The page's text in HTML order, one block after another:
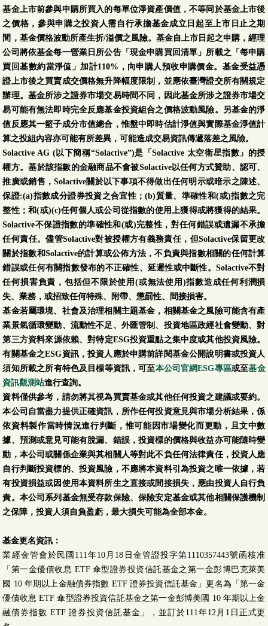
基金上市前參與申購所買入的每單位淨資產價值，不等同於基金上市後
之價格，參與申購之投資人需自行承擔基金成立日起至上市日止之期
間，基金價格波動所產生折/溢價之風險。基金自上市日起之申購，經理
公司將依基金每一營業日所公告「現金申購買回清單」所載之「每申購
買回基數約當淨值」加計110%，向申購人預收申購價金。基金受益憑
證上市後之買賣成交價格無升降幅度限制，並應依臺灣證交所有關規定
辦理。基金所涉之證券市場交易時間不同，因此基金所涉之證券市場交
易可能有無法即時完全反應基金投資組合之價格波動風險。另基金的淨
值反應其一籃子成分市值總合，惟盤中即時估計淨值與實際基金淨值計
算之投組內容亦可能有所差異，可能造成交易資訊傳遞落差之風險。
Solactive AG (以下簡稱“Solactive”)是「Solactive 太空衛星指數」的授
權方。基於該指數的金融商品不會被Solactive以任何方式贊助、認可、
推廣或銷售，Solactive關於以下事項不得做出任何明示或暗示之陳述、
保證:(a)指數成分證券投資之合宜性；(b)質量、準確性和(或)指數之完
整性；和(或)(c)任何個人或公司從指數的使用上獲得或將獲得的結果。
Solactive不保證指數的準確性和(或)完整性，對任何錯誤或遺漏不承擔
任何責任。儘管Solactive對被授權方有義務責任，但Solactive保留更改
關於指數和Solactive的計算或公佈方法，不負責與指數相關的任何計算
錯誤或任何有關指數發布的不正確性、延遲性或中斷性。Solactive不對
任何損害負責，包括但不限於使用(或無法使用)指數造成任何利潤損
失、業務，或招致任何特殊、附帶、懲罰性、間接損害。
基金若屬環境、社會及治理相關主題基金，相關基金之風險可能含有產
業景氣循環變動、流動性不足、外匯管制、投資地區政經社會變動、對
第三方資料來源依賴、對特定ESG投資重點之集中度或其他投資風險。
有關基金之ESG資訊，投資人應於申購前詳閱基金公開說明書或投資人
須知所載之所有特色及目標等資訊，可至本公司官網ESG專區或至基金
資訊觀測站進行查詢。
資料僅供參考，請勿將其視為買賣基金或其他任何投資之建議或要約。
本公司自當盡力提供正確資訊，所作任何投資意見與市場分析結果，係
依資料製作當時情況進行判斷，惟可能因市場變化而更動，且文中數
據、預測或意見可能有脫漏、錯誤，投資標的價格與收益亦可能隨時變
動，本公司或關係企業與其相關人等對此不負任何法律責任，投資人應
自行判斷投資標的、投資風險，不應將本資料引為投資之唯一依據，若
有投資損益或因使用本資料所生之直接或間接損失，應由投資人自行負
責。本公司系列基金無受存款保險、保險安定基金或其他相關保護機制
之保障，投資人須自負盈虧，最大損失可能為全部本金。
基金更名資訊：
業經金管會於民國111年10月18日金管證投字第1110357443號函核准
「第一金優債收息 ETF 傘型證券投資信託基金之第一金彭博巴克萊美
國 10 年期以上金融債券指數 ETF 證券投資信託基金」更名為「第一金
優債收息 ETF 傘型證券投資信託基金之第一金彭博美國 10 年期以上金
融債券指數 ETF 證券投資信託基金」，並訂於111年12月1日正式更